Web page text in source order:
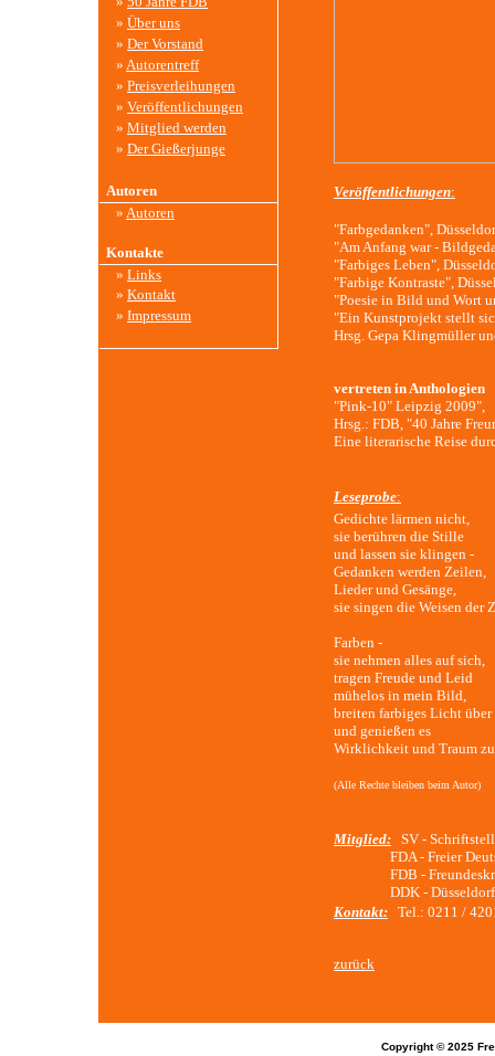
» Über uns
» Der Vorstand
» Autorentreff
» Preisverleihungen
» Veröffentlichungen
» Mitglied werden
» Der Gießerjunge
Autoren
» Autoren
Kontakte
» Links
» Kontakt
» Impressum
Veröffentlichungen:
"Farbgedanken",
"Am Anfang war -
"Farbiges Leben",
"Farbige Kontraste",
"Poesie in Bild und Wort
"Ein Kunstprojekt stellt
Hrsg. Gepa Klingmüller
vertreten in Anthologien
"Pink-10" Leipzig 2009",
Hrsg.: FDB, "40 Jahre
Eine literarische Reise
Leseprobe:
Gedichte lärmen nicht,
sie berühren die Stille
und lassen sie klingen -
Gedanken werden Zeilen,
Lieder und Gesänge,
sie singen die Weisen der
Farben -
sie nehmen alles auf sich,
tragen Freude und Leid
mühelos in mein Bild,
breiten farbiges Licht über
und genießen es
Wirklichkeit und Traum
(Alle Rechte bleiben beim Autor)
Mitglied: SV -
FDA - Freier
FDB - Freundeskreis
DDK - Düsseldorfer
Kontakt: Tel.: 0211 /
zurück
Copyright © 2025